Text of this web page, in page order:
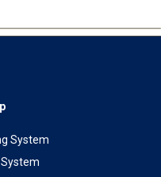
System